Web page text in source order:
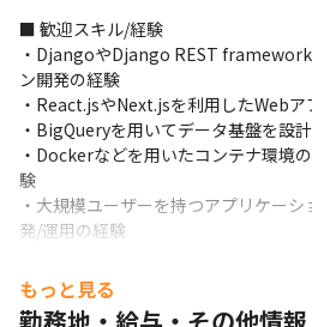
BacklogやGitHubを使用しています
＜入社後の流れ＞
・1カ月程度、コードを読んだり、社
認したりしながら、業務を覚えていき
・基本的には実務を通じて業務を覚
ェクトに参画していく予定です
■ この仕事の面白み、魅力
発に携われます
・開発言語/ツールや入社後の業務の
■ 歓迎スキル/経験
・DjangoやDjango REST
ン開発の経験
・React.jsやNext.jsを利用したWeb
・BigQueryを用いてデータ基盤を設
・Dockerなどを用いたコンテナ環境
験
・大規模ユーザーを持つアプリケー
発/運用の経験
・Site Reliability Engineeringに対す
もっと見る